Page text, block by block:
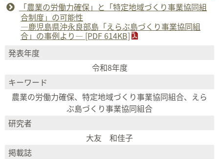
「農業の労働力確保」と「特定地域づくり事業協同組
合制度」の可能性
―鹿児島県沖永良部島「えらぶ島づくり事業協同組
合」の事例より― [PDF 614KB]
発表年度
令和8年度
キーワード
農業の労働力確保、特定地域づくり事業協同組合、えら
ぶ島づくり事業協同組合
研究者
大友 和佳子
掲載誌